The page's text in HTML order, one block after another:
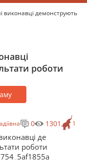
виконавці демонструють
роботи
1
0 1301